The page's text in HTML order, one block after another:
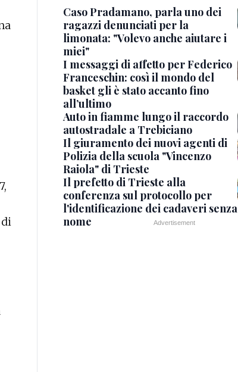
Caso Pradamano, parla uno dei
ragazzi denunciati per la
limonata: "Volevo anche aiutare i
miei"
I messaggi di affetto per Federico
Franceschin: così il mondo del
basket gli è stato accanto fino
all’ultimo
Auto in fiamme lungo il raccordo
autostradale a Trebiciano
Il giuramento dei nuovi agenti di
Polizia della scuola "Vincenzo
Raiola" di Trieste
Il prefetto di Trieste alla
conferenza sul protocollo per
l'identificazione dei cadaveri senza
nome